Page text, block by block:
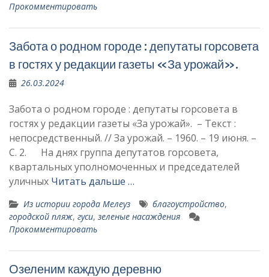
Прокомментировать
Забота о родном городе : депутаты горсовета
в гостях у редакции газеты «За урожай».
26.03.2024
Забота о родном городе : депутаты горсовета в
гостях у редакции газеты «За урожай». – Текст :
непосредственный. // За урожай. – 1960. – 19 июня. –
С. 2. На днях группа депу­татов горсовета,
кварталь­ных уполномоченных и председателей
уличных Читать дальше …
Из истории города Мелеуз благоустройство,
городской пляж, гуси, зеленые насаждения
Прокомментировать
Озеленим каждую деревню